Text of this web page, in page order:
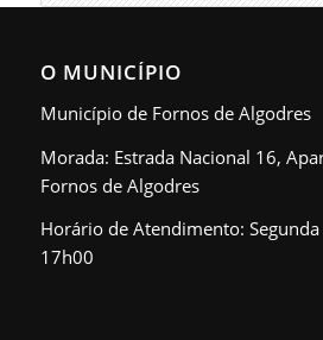
O MUNICÍPIO
Município de Fornos de Algodres
Morada: Estrada Nacional 16,
Fornos de Algodres
Horário de Atendimento:
17h00